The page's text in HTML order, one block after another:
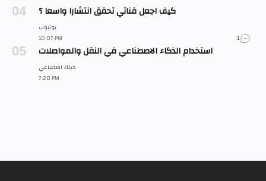
كيف اجعل قناتي تحقق انتشارا واسعا ؟
1
استخدام الذكاء الاصطناعي في النقل والمواصلات